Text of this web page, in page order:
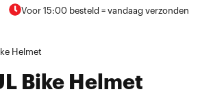
Voor 15:00 besteld = vandaag verzonden
Helmet
Bike Helmet